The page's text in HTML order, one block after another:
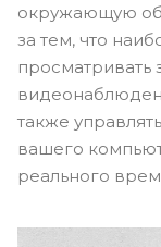
окружающую
за тем, что
просматривать
также
вашего
реального